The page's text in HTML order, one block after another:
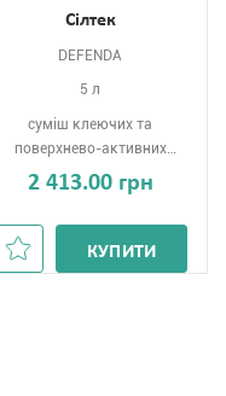
Сілтек
DEFENDA
5 л
суміш клеючих та
поверхнево-активних
речовин 60% р-н
2 413.00 грн
КУПИТИ